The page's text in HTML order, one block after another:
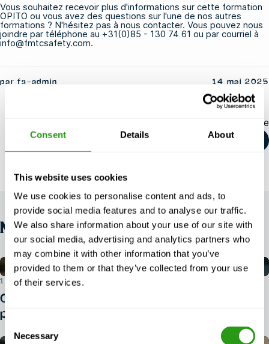
Consent Details About
This website uses cookies
We use cookies to personalise content and ads, to
provide social media features and to analyse our traffic.
We also share information about your use of our site with
our social media, advertising and analytics partners who
may combine it with other information that you’ve
provided to them or that they’ve collected from your use
of their services.
Selection
Necessary
Vous souhaitez recevoir plus d'informations sur cette formation
OPITO ou vous avez des questions sur l'une de nos autres
formations ? N'hésitez pas à nous contacter. Vous pouvez nous
joindre par téléphone au +31(0)85 - 130 74 61 ou par courriel à
info@fmtcsafety.com.
par fs-admin 14 mai 2025
Partager cet article
NOUVELLES
1ER AOÛT 2026
Quelle pièce d'identité faut-il présenter
pour passer le BOSIET ?